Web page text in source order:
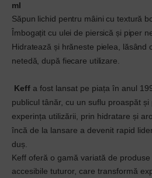
ml
Săpun lichid pentru mâini cu textură
Îmbogațit cu ulei de piersică și piper
Hidratează și hrăneste pielea, lăsând
netedă, după fiecare utilizare.
Keff a fost lansat pe piața în anul
publicul tânăr, cu un suflu proaspăt
experința utilizării, prin hidratare și
încă de la lansare a devenit rapid
duș.
Keff oferă o gamă variată de produse
accesibile tuturor, care transformă